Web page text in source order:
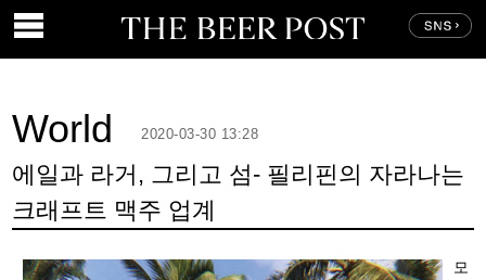
World
에일과 라거, 그리고 섬- 필리핀의 자라나는
크래프트 맥주 업계
2020-03-30 13:28
모